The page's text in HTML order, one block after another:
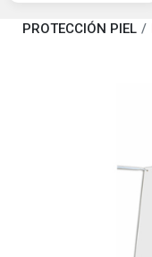
PROTECCIÓN PIEL